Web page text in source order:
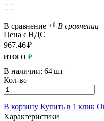
В сравнение
В сравнении
Цена с НДС
967.46 ₽
ИТОГО: ₽
В наличии: 64 шт
Кол-во
В корзину Купить в 1 клик
Характеристики